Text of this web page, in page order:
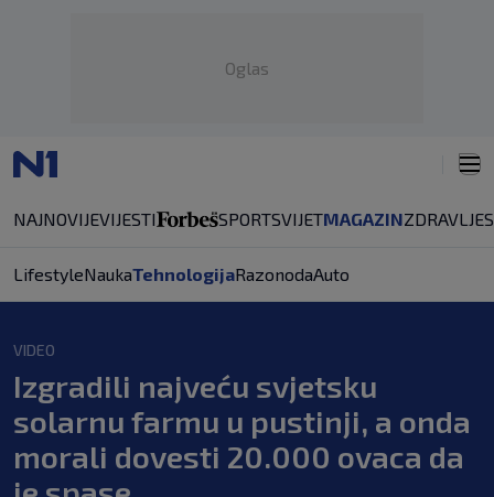
Oglas
NAJNOVIJEVIJESTI SPORTSVIJETMAGAZINZDRAVLJE
LifestyleNaukaTehnologijaRazonodaAuto
VIDEO
Izgradili najveću svjetsku
solarnu farmu u pustinji, a onda
morali dovesti 20.000 ovaca da